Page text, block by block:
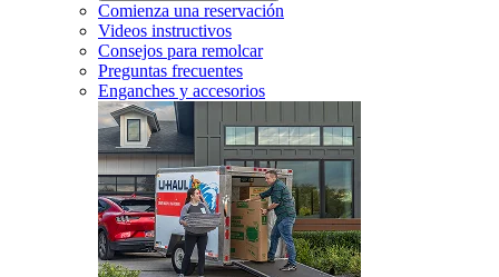
Comienza una reservación
Videos instructivos
Consejos para remolcar
Preguntas frecuentes
Enganches y accesorios